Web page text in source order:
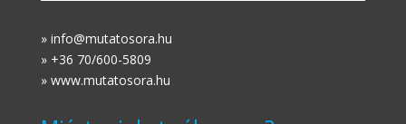
» info@mutatosora.hu
» +36 70/600-5809
» www.mutatosora.hu